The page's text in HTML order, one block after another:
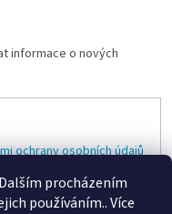
procházením
používáním.. Více
informace o nových
ochrany osobních údajů